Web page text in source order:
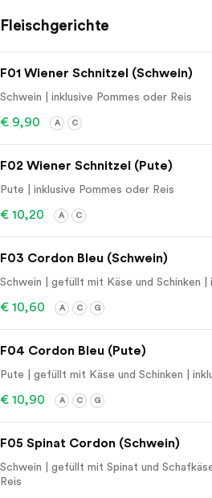
Fleischgerichte
F01 Wiener Schnitzel (Schwein)
Schwein | inklusive Pommes oder Reis
€ 9,90 A C
F02 Wiener Schnitzel (Pute)
Pute | inklusive Pommes oder Reis
€ 10,20 A C
F03 Cordon Bleu (Schwein)
Schwein | gefüllt mit Käse und Schinken |
€ 10,60 A C G
F04 Cordon Bleu (Pute)
Pute | gefüllt mit Käse und Schinken |
€ 10,90 A C G
F05 Spinat Cordon (Schwein)
Schwein | gefüllt mit Spinat und
Reis